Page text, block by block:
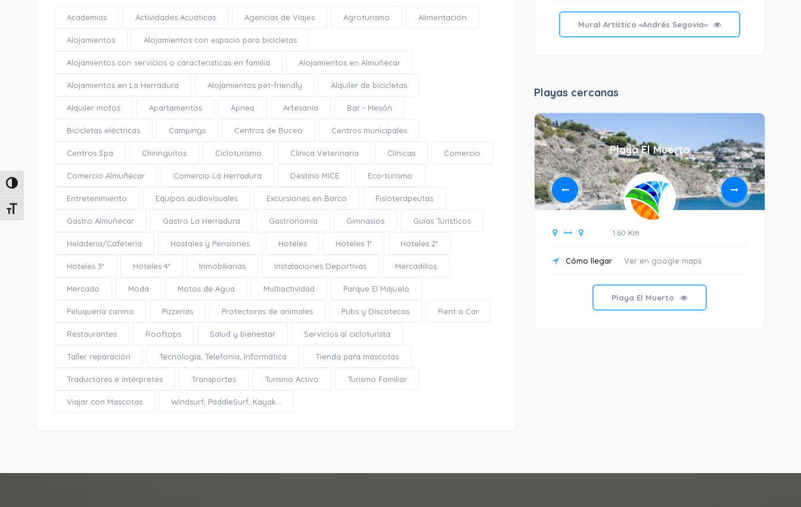
Alternar alto contraste
Alternar tamaño de letra
Academias Actividades Acuáticas Agencias de Viajes Agroturismo Alimentación
Alojamientos Alojamientos con espacio para bicicletas
Alojamientos con servicios o características en familia Alojamientos en Almuñécar
Alojamientos en La Herradura Alojamientos pet-friendly Alquiler de bicicletas
Alquiler motos Apartamentos Apnea Artesanía Bar - Mesón
Bicicletas eléctricas Campings Centros de Buceo Centros municipales
Centros Spa Chiringuitos Cicloturismo Clínica Veterinaria Clínicas Comercio
Comercio Almuñécar Comercio La Herradura Destino MICE Eco-turismo
Entretenimiento Equipos audiovisuales Excursiones en Barco Fisioterapeutas
Gastro Almuñécar Gastro La Herradura Gastronomía Gimnasios Guías Turísticos
Heladería/Cafetería Hostales y Pensiones Hoteles Hoteles 1* Hoteles 2*
Hoteles 3* Hoteles 4* Inmobiliarias Instalaciones Deportivas Mercadillos
Mercado Moda Motos de Agua Multiactividad Parque El Majuelo
Peluquería canina Pizzerías Protectoras de animales Pubs y Discotecas Rent a Car
Restaurantes Rooftops Salud y bienestar Servicios al cicloturista
Taller reparación Tecnología, Telefonía, Informática Tienda para mascotas
Traductores e intérpretes Transportes Turismo Activo Turismo Familiar
Viajar con Mascotas Windsurf, PaddleSurf, Kayak...
Mural Artístico «Andrés Segovia»
Playas cercanas
Playa La Calaiza Playa El Muerto
1.60 Km
Cómo llegar Ver en google maps
Playa El Muerto